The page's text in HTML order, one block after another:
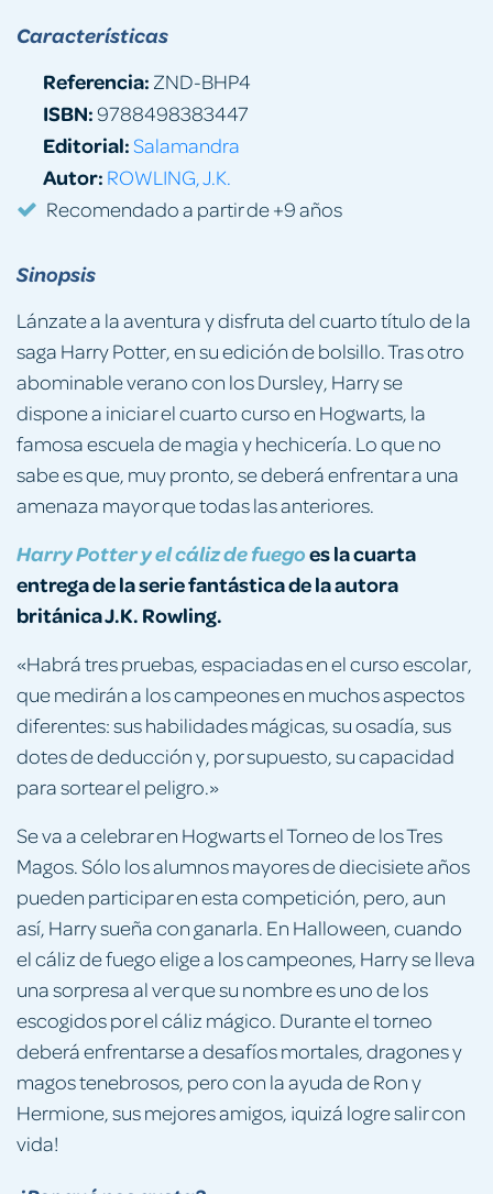
Sinopsis
Lánzate a la aventura y disfruta del cuarto título de la
saga Harry Potter, en su edición de bolsillo. Tras otro
abominable verano con los Dursley, Harry se
dispone a iniciar el cuarto curso en Hogwarts, la
famosa escuela de magia y hechicería. Lo que no
sabe es que, muy pronto, se deberá enfrentar a una
amenaza mayor que todas las anteriores.
Harry Potter y elcáliz defuegoes lacuarta
entrega de laseriefantástica de laautora
británica J.K. Rowling.
«Habrá tres pruebas, espaciadas en el curso escolar,
que medirán a los campeones en muchos aspectos
diferentes: sus habilidades mágicas, su osadía, sus
dotes de deducción y, por supuesto, su capacidad
para sortear el peligro.»
Se va a celebrar en Hogwarts el Torneo de los Tres
Magos. Sólo los alumnos mayores de diecisiete años
pueden participar en esta competición, pero, aun
así, Harry sueña con ganarla. En Halloween, cuando
el cáliz de fuego elige a los campeones, Harry se lleva
una sorpresa al ver que su nombre es uno de los
escogidos por el cáliz mágico. Durante el torneo
deberá enfrentarse a desafíos mortales, dragones y
magos tenebrosos, pero con la ayuda de Ron y
Hermione, sus mejores amigos, ¡quizá logre salir con
vida!
Características
Referencia: ZND-BHP4
ISBN:9788498383447
Editorial:Salamandra
Autor: ROWLING, J.K.
Recomendado a partir de +9 años